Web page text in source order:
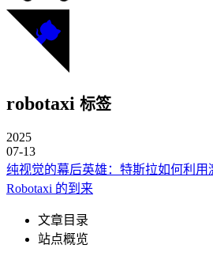
robotaxi 标签
2025
07-13
纯视觉的幕后英雄：特斯拉如何利用
Robotaxi 的到来
文章目录
站点概览